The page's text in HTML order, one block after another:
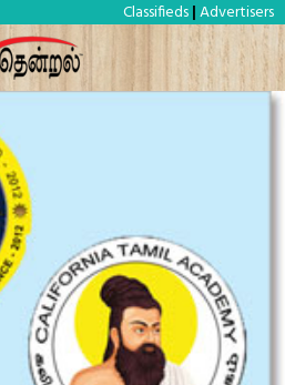
Classifieds | Advertisers